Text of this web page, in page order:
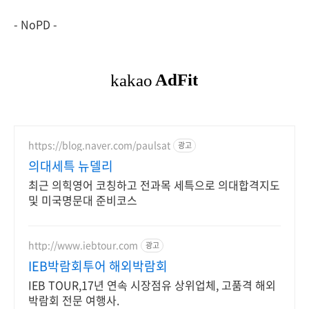
- NoPD -
https://blog.naver.com/paulsat 광고
의대세특 뉴델리
최근 의힉영어 코칭하고 전과목 세특으로 의대합격지도
및 미국명문대 준비코스
http://www.iebtour.com 광고
IEB박람회투어 해외박람회
IEB TOUR,17년 연속 시장점유 상위업체, 고품격 해외
박람회 전문 여행사.